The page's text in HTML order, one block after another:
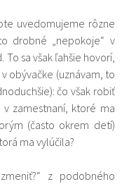
uvedomujeme rôzne
drobné „nepokoje“ v
To sa však ľahšie hovorí,
obývačke (uznávam, to
čo však robiť
zamestnaní, ktoré ma
(často okrem detí)
ma vylúčila?
z podobného